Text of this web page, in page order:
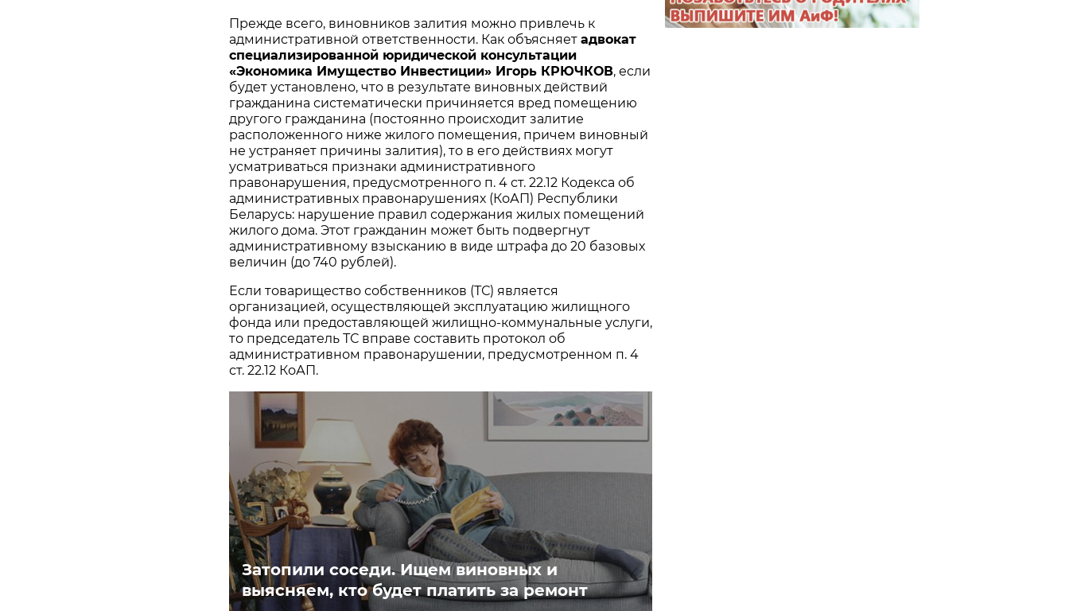
Прежде всего, виновников залития можно привлечь к
административной ответственности. Как объясняет адвокат
специализированной юридической консультации
«Экономика Имущество Инвестиции» Игорь КРЮЧКОВ, если
будет установлено, что в результате виновных действий
гражданина систематически причиняется вред помещению
другого гражданина (постоянно происходит залитие
расположенного ниже жилого помещения, причем виновный
не устраняет причины залития), то в его действиях могут
усматриваться признаки административного
правонарушения, предусмотренного п. 4 ст. 22.12 Кодекса об
административных правонарушениях (КоАП) Республики
Беларусь: нарушение правил содержания жилых помещений
жилого дома. Этот гражданин может быть подвергнут
административному взысканию в виде штрафа до 20 базовых
величин (до 740 рублей).
Если товарищество собственников (ТС) является
организацией, осуществляющей эксплуатацию жилищного
фонда или предоставляющей жилищно-коммунальные услуги,
то председатель ТС вправе составить протокол об
административном правонарушении, предусмотренном п. 4
ст. 22.12 КоАП.
Затопили соседи. Ищем виновных и
выясняем, кто будет платить за ремонт